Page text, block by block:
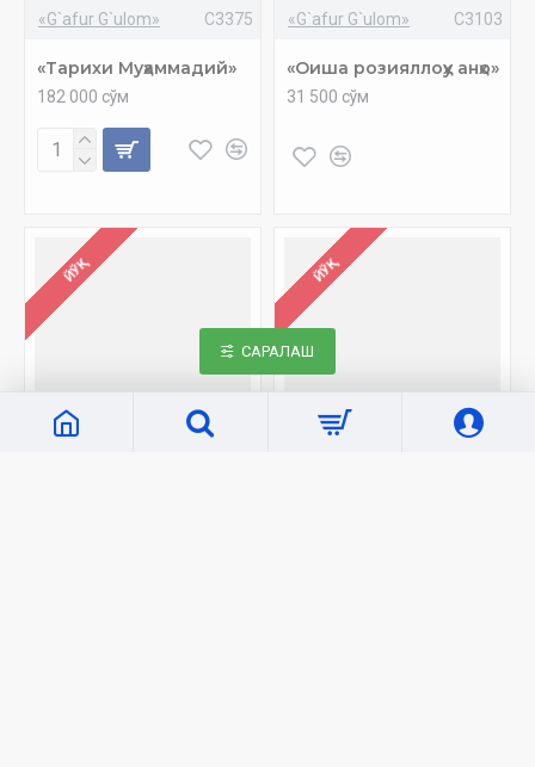
«G`afur G`ulom» C3375
«Тарихи Муҳаммадий»
182 000 сўм
«G`afur G`ulom» C3103
«Оиша розияллоҳу анҳо»
31 500 сўм
ЙЎҚ ЙЎҚ
САРАЛАШ